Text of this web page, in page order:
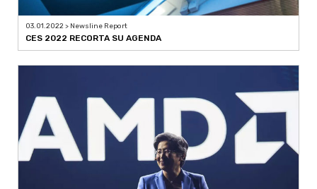
03.01.2022 > Newsline Report
CES 2022 RECORTA SU AGENDA